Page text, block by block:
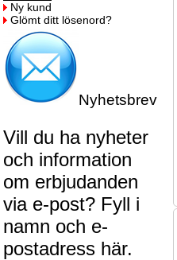
Ny kund
Glömt ditt lösenord?
Nyhetsbrev
Vill du ha nyheter
och information
om erbjudanden
via e-post? Fyll i
namn och e-
postadress här.